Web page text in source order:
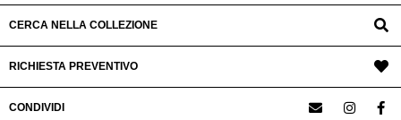
CERCA NELLA COLLEZIONE
RICHIESTA PREVENTIVO
CONDIVIDI